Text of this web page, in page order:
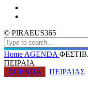
© PIRAEUS365
Home AGENDA
ΠΕΙΡΑΙΑ
AGENDA
ΠΕΙΡΑΙΑΣ